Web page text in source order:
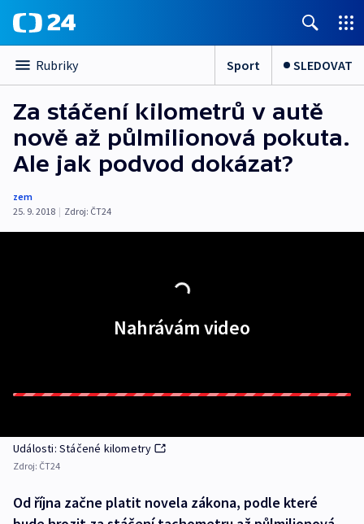
Rubriky Sport SLEDOVAT
Za stáčení kilometrů v autě
nově až půlmilionová pokuta.
Ale jak podvod dokázat?
zem
25. 9. 2018 | Zdroj: ČT24
Nahrávám video
Události: Stáčené kilometry
Zdroj: ČT24
Od října začne platit novela zákona, podle které